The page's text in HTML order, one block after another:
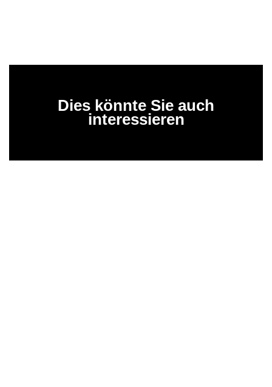
Dies könnte Sie auch
interessieren